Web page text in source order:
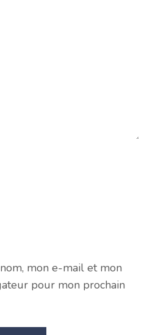
mon e-mail et mon
pour mon prochain